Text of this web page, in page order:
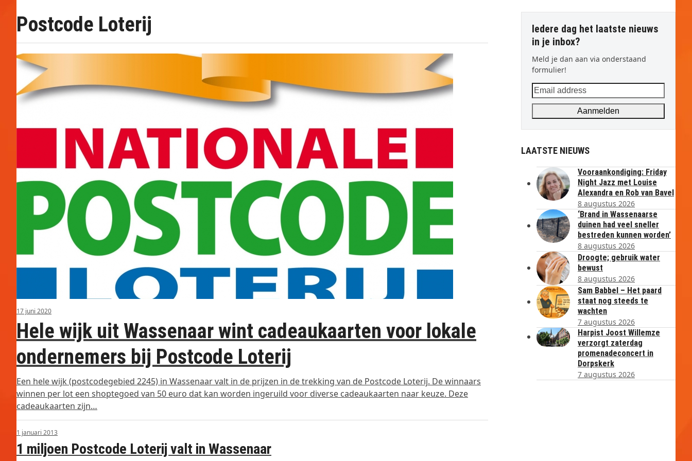
Postcode Loterij
17 juni 2020
Hele wijk uit Wassenaar wint cadeaukaarten voor lokale
ondernemers bij Postcode Loterij
Een hele wijk (postcodegebied 2245) in Wassenaar valt in de prijzen in de trekking van de Postcode Loterij. De winnaars
winnen per lot een shoptegoed van 50 euro dat kan worden ingeruild voor diverse cadeaukaarten naar keuze. Deze
cadeaukaarten zijn…
1 januari 2013
1 miljoen Postcode Loterij valt in Wassenaar
Iedere dag het laatste nieuws
in je inbox?
Meld je dan aan via onderstaand
formulier!
Email
address
Aanmelden
LAATSTE NIEUWS
Vooraankondiging: Friday
Night Jazz met Louise
Alexandra en Rob van Bavel
8 augustus 2026
‘Brand in Wassenaarse
duinen had veel sneller
bestreden kunnen worden’
8 augustus 2026
Droogte; gebruik water
bewust
8 augustus 2026
Sam Babbel – Het paard
staat nog steeds te
wachten
7 augustus 2026
Harpist Joost Willemze
verzorgt zaterdag
promenadeconcert in
Dorpskerk
7 augustus 2026